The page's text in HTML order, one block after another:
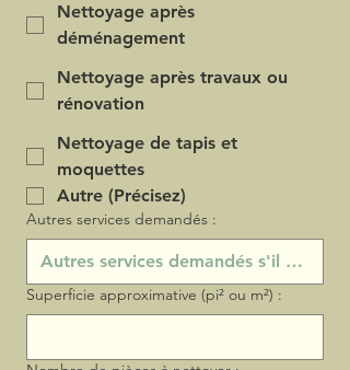
Nettoyage après
déménagement
Nettoyage après travaux ou
rénovation
Nettoyage de tapis et
moquettes
Autre (Précisez)
Autres services demandés :
Superficie approximative (pi² ou m²) :